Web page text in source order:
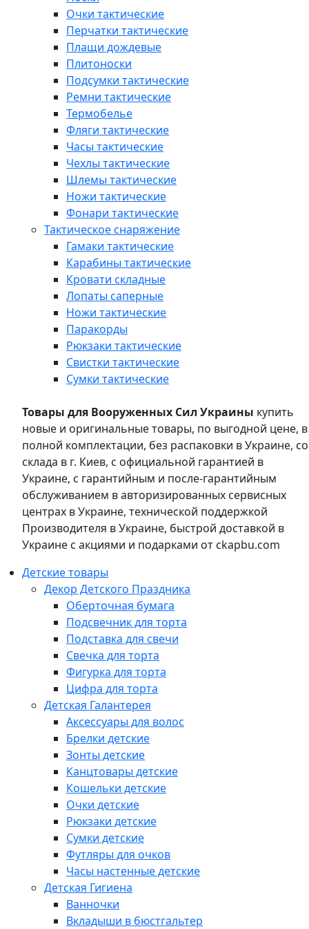
Очки тактические
Перчатки тактические
Плащи дождевые
Плитоноски
Подсумки тактические
Ремни тактические
Термобелье
Фляги тактические
Часы тактические
Чехлы тактические
Шлемы тактические
Ножи тактические
Фонари тактические
Тактическое снаряжение
Гамаки тактические
Карабины тактические
Кровати складные
Лопаты саперные
Ножи тактические
Паракорды
Рюкзаки тактические
Свистки тактические
Сумки тактические
Товары для Вооруженных Сил Украины купить
новые и оригинальные товары, по выгодной цене, в
полной комплектации, без распаковки в Украине, со
склада в г. Киев, с официальной гарантией в
Украине, с гарантийным и после-гарантийным
обслуживанием в авторизированных сервисных
центрах в Украине, технической поддержкой
Производителя в Украине, быстрой доставкой в
Украине с акциями и подарками от ckapbu.com
Детские товары
Декор Детского Праздника
Оберточная бумага
Подсвечник для торта
Подставка для свечи
Свечка для торта
Фигурка для торта
Цифра для торта
Детская Галантерея
Аксессуары для волос
Брелки детские
Зонты детские
Канцтовары детские
Кошельки детские
Очки детские
Рюкзаки детские
Сумки детские
Футляры для очков
Часы настенные детские
Детская Гигиена
Ванночки
Вкладыши в бюстгальтер